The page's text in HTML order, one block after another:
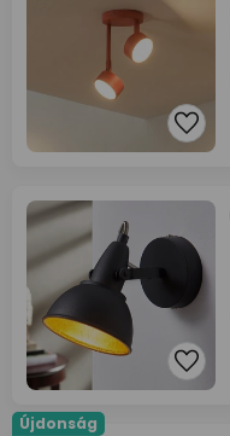
Újdonság